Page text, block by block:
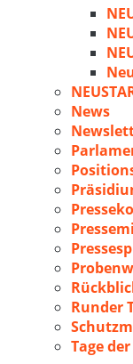
News
Runder
Tage